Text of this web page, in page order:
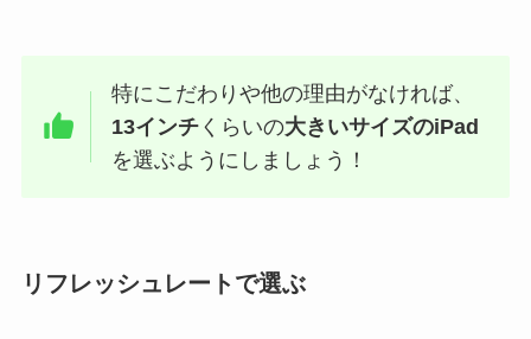
特にこだわりや他の理由がなければ、
13インチ くらいの大きいサイズのiPad
を選ぶようにしましょう！
リフレッシュレートで選ぶ